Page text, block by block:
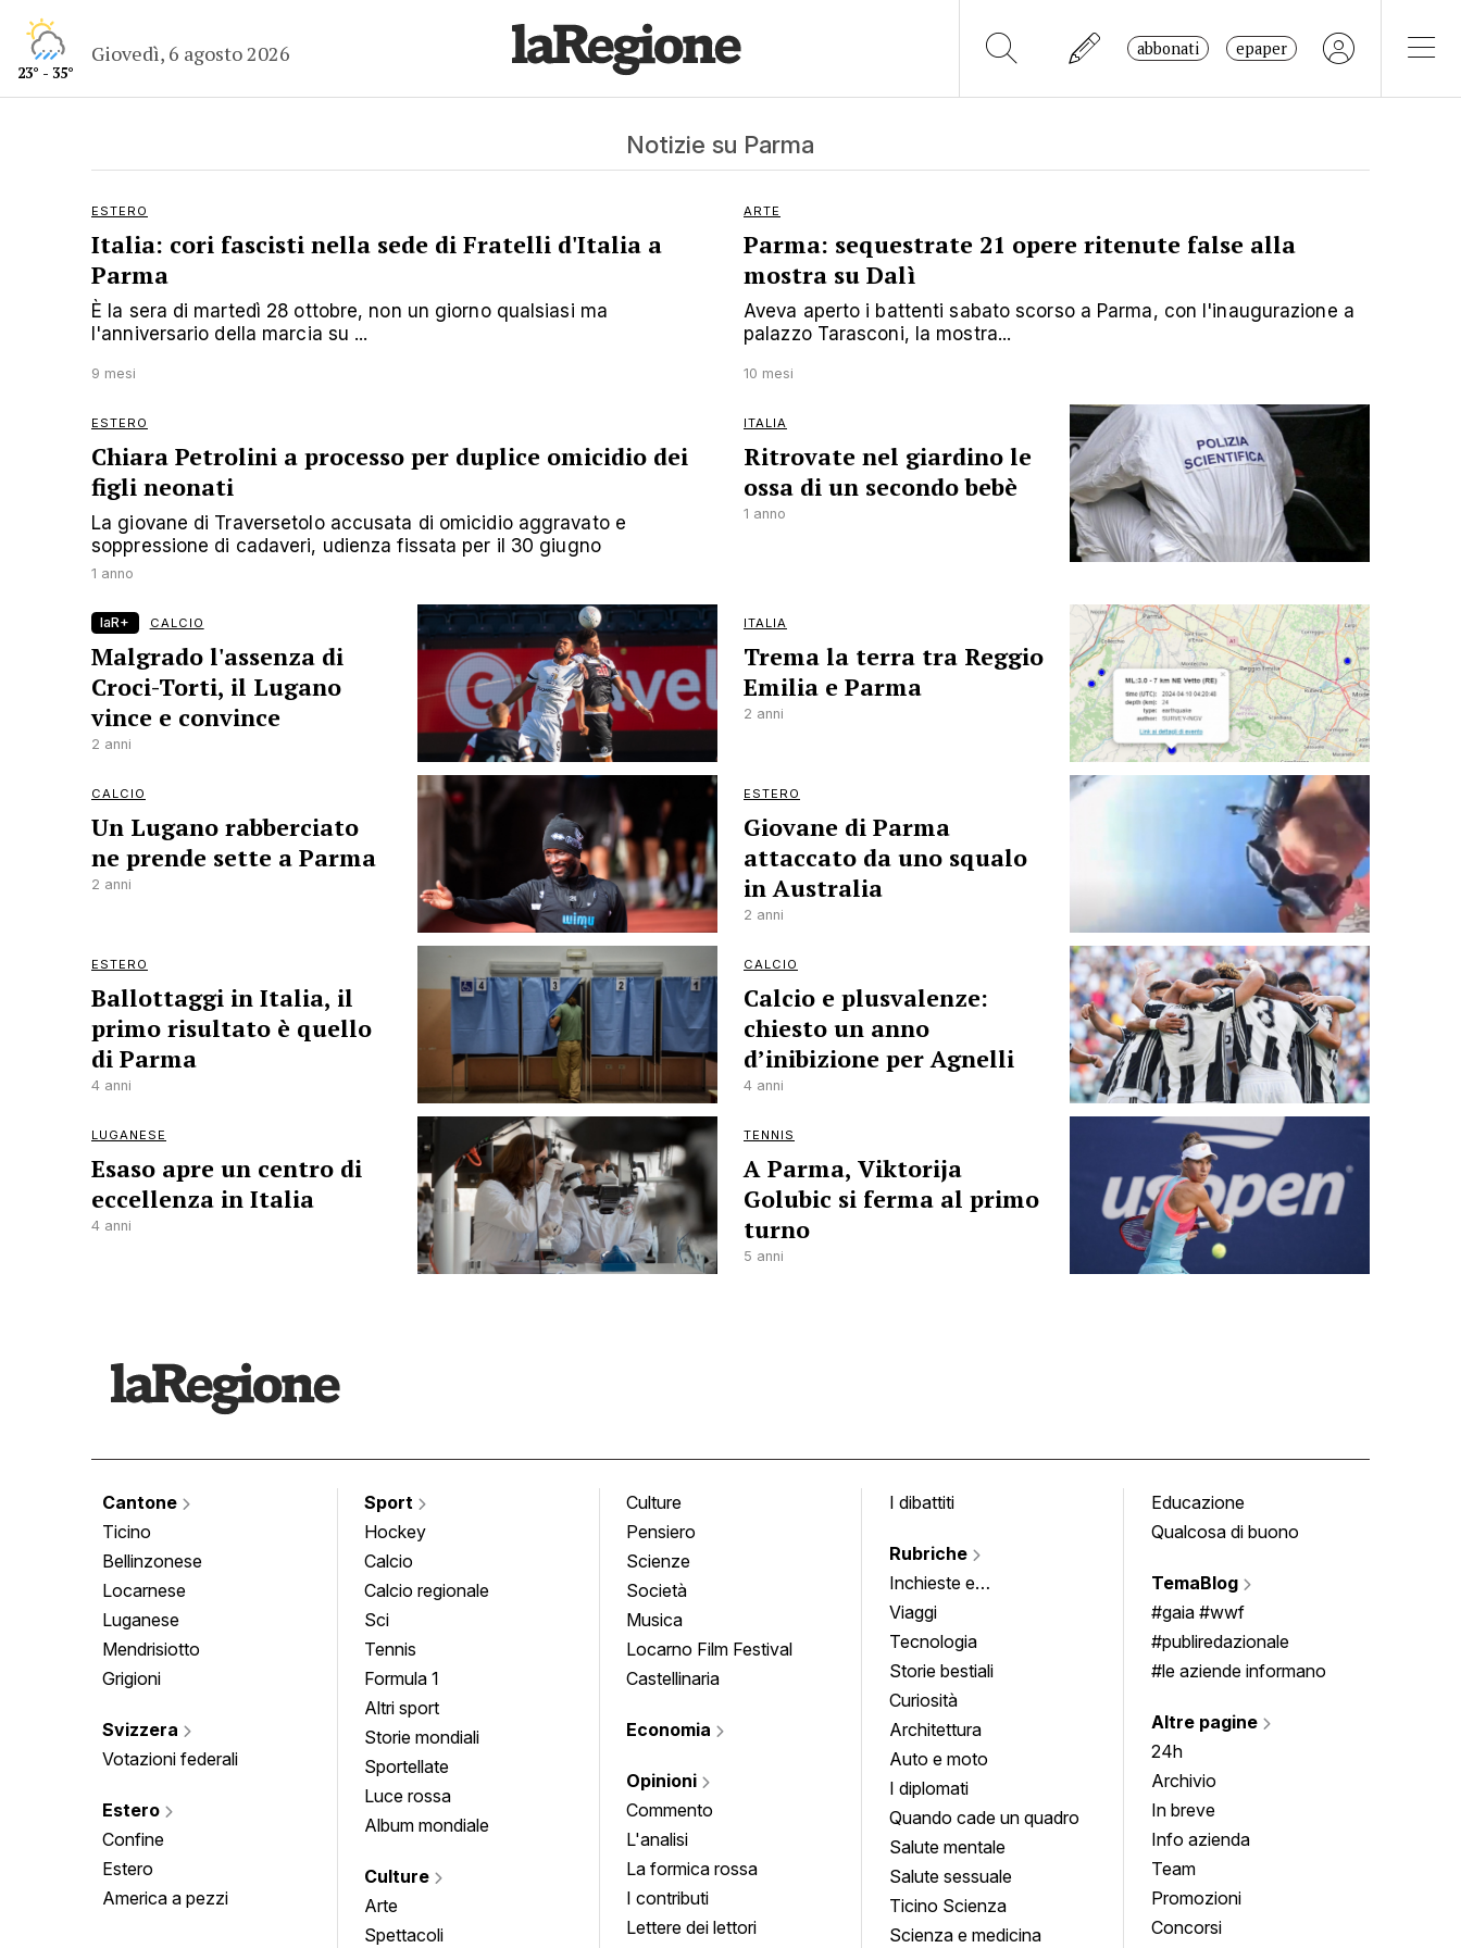
23° - 35°
Giovedì, 6 agosto 2026 abbonati epaper
Notizie su Parma
ESTERO
Italia: cori fascisti nella sede di Fratelli d'Italia a
Parma
È la sera di martedì 28 ottobre, non un giorno qualsiasi ma
l'anniversario della marcia su ...
9 mesi
ARTE
Parma: sequestrate 21 opere ritenute false alla
mostra su Dalì
Aveva aperto i battenti sabato scorso a Parma, con l'inaugurazione a
palazzo Tarasconi, la mostra...
10 mesi
ESTERO
Chiara Petrolini a processo per duplice omicidio dei
figli neonati
La giovane di Traversetolo accusata di omicidio aggravato e
soppressione di cadaveri, udienza fissata per il 30 giugno
1 anno
ITALIA
Ritrovate nel giardino le
ossa di un secondo bebè
1 anno
laR+ CALCIO
Malgrado l'assenza di
Croci-Torti, il Lugano
vince e convince
2 anni
ITALIA
Trema la terra tra Reggio
Emilia e Parma
2 anni
CALCIO
Un Lugano rabberciato
ne prende sette a Parma
2 anni
ESTERO
Giovane di Parma
attaccato da uno squalo
in Australia
2 anni
ESTERO
Ballottaggi in Italia, il
primo risultato è quello
di Parma
4 anni
CALCIO
Calcio e plusvalenze:
chiesto un anno
d’inibizione per Agnelli
4 anni
LUGANESE
Esaso apre un centro di
eccellenza in Italia
4 anni
TENNIS
A Parma, Viktorija
Golubic si ferma al primo
turno
5 anni
Cantone
Ticino
Bellinzonese
Locarnese
Luganese
Mendrisiotto
Grigioni
Svizzera
Votazioni federali
Estero
Confine
Estero
America a pezzi
Sport
Hockey
Calcio
Calcio regionale
Sci
Tennis
Formula 1
Altri sport
Storie mondiali
Sportellate
Luce rossa
Album mondiale
Culture
Arte
Spettacoli
Culture
Pensiero
Scienze
Società
Musica
Locarno Film Festival
Castellinaria
Economia
Opinioni
Commento
L'analisi
La formica rossa
I contributi
Lettere dei lettori
I dibattiti
Rubriche
Inchieste e
approfondimenti
Viaggi
Tecnologia
Storie bestiali
Curiosità
Architettura
Auto e moto
I diplomati
Quando cade un quadro
Salute mentale
Salute sessuale
Ticino Scienza
Scienza e medicina
Educazione
Qualcosa di buono
TemaBlog
#gaia #wwf
#publiredazionale
#le aziende informano
Altre pagine
24h
Archivio
In breve
Info azienda
Team
Promozioni
Concorsi